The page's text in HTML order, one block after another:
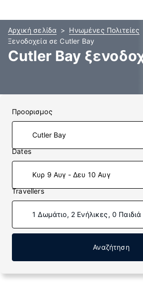
Αρχική σελίδα Ηνωμένες Πολιτείες
Ξενοδοχεία σε Cutler Bay
Cutler Bay
Προορισμος
Dates
Κυρ 9 Αυγ - Δευ 10 Αυγ
Travellers
1 Δωμάτιο, 2 Ενήλικες, 0 Παιδιά
Αναζήτηση